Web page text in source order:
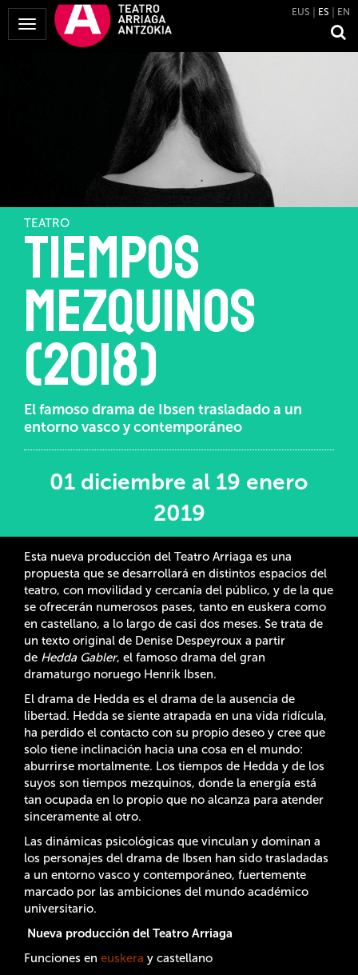
Mostrar
Menú
EUS ES EN
TEATRO
Tiempos
mezquinos
(2018)
El famoso drama de Ibsen trasladado a un
entorno vasco y contemporáneo
01 diciembre al 19 enero
2019
Esta nueva producción del Teatro Arriaga es una
propuesta que se desarrollará en distintos espacios del
teatro, con movilidad y cercanía del público, y de la que
se ofrecerán numerosos pases, tanto en euskera como
en castellano, a lo largo de casi dos meses. Se trata de
un texto original de Denise Despeyroux a partir
de Hedda Gabler, el famoso drama del gran
dramaturgo noruego Henrik Ibsen.
El drama de Hedda es el drama de la ausencia de
libertad. Hedda se siente atrapada en una vida ridícula,
ha perdido el contacto con su propio deseo y cree que
solo tiene inclinación hacia una cosa en el mundo:
aburrirse mortalmente. Los tiempos de Hedda y de los
suyos son tiempos mezquinos, donde la energía está
tan ocupada en lo propio que no alcanza para atender
sinceramente al otro.
Las dinámicas psicológicas que vinculan y dominan a
los personajes del drama de Ibsen han sido trasladadas
a un entorno vasco y contemporáneo, fuertemente
marcado por las ambiciones del mundo académico
universitario.
Nueva producción del Teatro Arriaga
Funciones en euskera y castellano